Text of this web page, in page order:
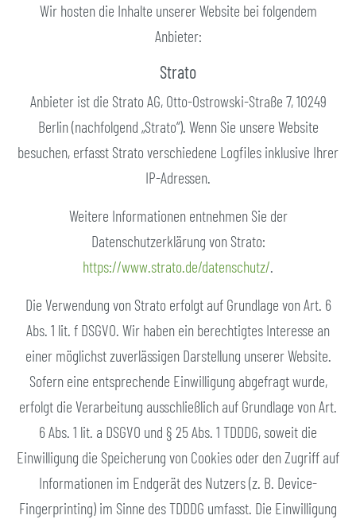
Wir hosten die Inhalte unserer Website bei folgendem
Anbieter:
Strato
Anbieter ist die Strato AG, Otto-Ostrowski-Straße 7, 10249
Berlin (nachfolgend „Strato“). Wenn Sie unsere Website
besuchen, erfasst Strato verschiedene Logfiles inklusive Ihrer
IP-Adressen.
Weitere Informationen entnehmen Sie der
Datenschutzerklärung von Strato:
https://www.strato.de/datenschutz/.
Die Verwendung von Strato erfolgt auf Grundlage von Art. 6
Abs. 1 lit. f DSGVO. Wir haben ein berechtigtes Interesse an
einer möglichst zuverlässigen Darstellung unserer Website.
Sofern eine entsprechende Einwilligung abgefragt wurde,
erfolgt die Verarbeitung ausschließlich auf Grundlage von Art.
6 Abs. 1 lit. a DSGVO und § 25 Abs. 1 TDDDG, soweit die
Einwilligung die Speicherung von Cookies oder den Zugriff auf
Informationen im Endgerät des Nutzers (z. B. Device-
Fingerprinting) im Sinne des TDDDG umfasst. Die Einwilligung